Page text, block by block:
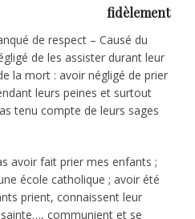
fidèlement
de respect – Causé du
de les assister durant leur
la mort : avoir négligé de prier
leurs peines et surtout
tenu compte de leurs sages
avoir fait prier mes enfants ;
école catholique ; avoir été
prient, connaissent leur
communient et se